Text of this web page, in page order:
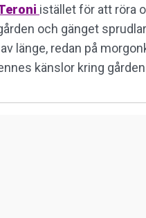
istället för att röra
och gänget
länge, redan på
känslor kring